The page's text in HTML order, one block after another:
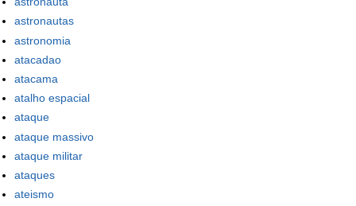
astronautas
astronomia
atacadao
atacama
atalho espacial
ataque
ataque massivo
ataque militar
ataques
ateismo